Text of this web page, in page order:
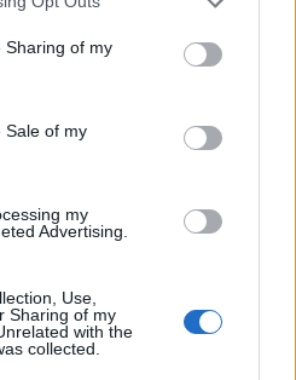
Sharing of my
Sale of my
my
Advertising.
Use,
Sharing of my
with the
collected.
të luftës
ngacmimi i të dashurës